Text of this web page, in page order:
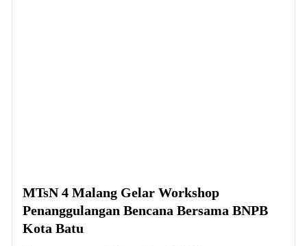
MTsN 4 Malang Gelar Workshop
Penanggulangan Bencana Bersama BNPB
Kota Batu